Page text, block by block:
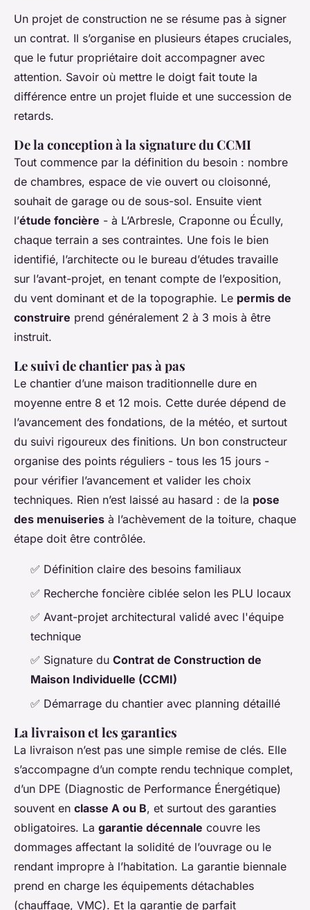
Un projet de construction ne se résume pas à signer
un contrat. Il s’organise en plusieurs étapes cruciales,
que le futur propriétaire doit accompagner avec
attention. Savoir où mettre le doigt fait toute la
différence entre un projet fluide et une succession de
retards.
De la conception à la signature du CCMI
Tout commence par la définition du besoin : nombre
de chambres, espace de vie ouvert ou cloisonné,
souhait de garage ou de sous-sol. Ensuite vient
l’étude foncière - à L’Arbresle, Craponne ou Écully,
chaque terrain a ses contraintes. Une fois le bien
identifié, l’architecte ou le bureau d’études travaille
sur l’avant-projet, en tenant compte de l’exposition,
du vent dominant et de la topographie. Le permis de
construire prend généralement 2 à 3 mois à être
instruit.
Le suivi de chantier pas à pas
Le chantier d’une maison traditionnelle dure en
moyenne entre 8 et 12 mois. Cette durée dépend de
l’avancement des fondations, de la météo, et surtout
du suivi rigoureux des finitions. Un bon constructeur
organise des points réguliers - tous les 15 jours -
pour vérifier l’avancement et valider les choix
techniques. Rien n’est laissé au hasard : de la pose
des menuiseries à l’achèvement de la toiture, chaque
étape doit être contrôlée.
✅ Définition claire des besoins familiaux
✅ Recherche foncière ciblée selon les PLU locaux
✅ Avant-projet architectural validé avec l'équipe
technique
✅ Signature du Contrat de Construction de
Maison Individuelle (CCMI)
✅ Démarrage du chantier avec planning détaillé
La livraison et les garanties
La livraison n’est pas une simple remise de clés. Elle
s’accompagne d’un compte rendu technique complet,
d’un DPE (Diagnostic de Performance Énergétique)
souvent en classe A ou B, et surtout des garanties
obligatoires. La garantie décennale couvre les
dommages affectant la solidité de l’ouvrage ou le
rendant impropre à l’habitation. La garantie biennale
prend en charge les équipements détachables
(chauffage, VMC). Et la garantie de parfait